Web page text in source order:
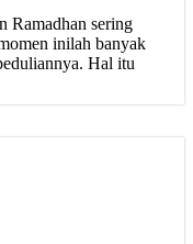
Ramadhan sering
inilah banyak
Hal itu